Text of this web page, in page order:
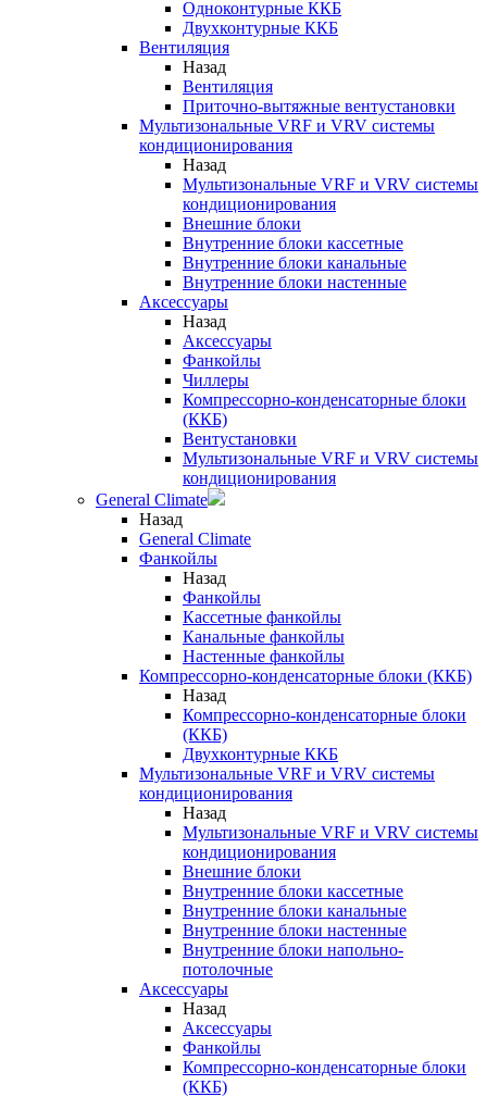
Одноконтурные ККБ
Двухконтурные ККБ
Вентиляция
Назад
Вентиляция
Приточно-вытяжные вентустановки
Мультизональные VRF и VRV системы
кондиционирования
Назад
Мультизональные VRF и VRV системы
кондиционирования
Внешние блоки
Внутренние блоки кассетные
Внутренние блоки канальные
Внутренние блоки настенные
Аксессуары
Назад
Аксессуары
Фанкойлы
Чиллеры
Компрессорно-конденсаторные блоки
(ККБ)
Вентустановки
Мультизональные VRF и VRV системы
кондиционирования
General Climate
Назад
General Climate
Фанкойлы
Назад
Фанкойлы
Кассетные фанкойлы
Канальные фанкойлы
Настенные фанкойлы
Компрессорно-конденсаторные блоки (ККБ)
Назад
Компрессорно-конденсаторные блоки
(ККБ)
Двухконтурные ККБ
Мультизональные VRF и VRV системы
кондиционирования
Назад
Мультизональные VRF и VRV системы
кондиционирования
Внешние блоки
Внутренние блоки кассетные
Внутренние блоки канальные
Внутренние блоки настенные
Внутренние блоки напольно-
потолочные
Аксессуары
Назад
Аксессуары
Фанкойлы
Компрессорно-конденсаторные блоки
(ККБ)